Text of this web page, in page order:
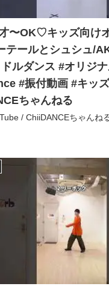
〜OK♡キッズ向け
テールとシュシュ/
ルダンス #オリジ
#振付動画 #キッ
ちゃんねる
/ ChiiDANCEちゃんね